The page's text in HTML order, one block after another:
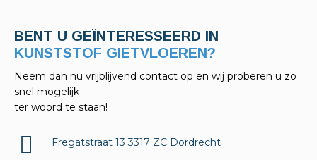
BENT U GEÏNTERESSEERD IN
KELDERAFDICHTINGEN?
Neem dan nu vrijblijvend contact op en wij proberen u zo
snel mogelijk
ter woord te staan!
Fregatstraat 13 3317 ZC Dordrecht